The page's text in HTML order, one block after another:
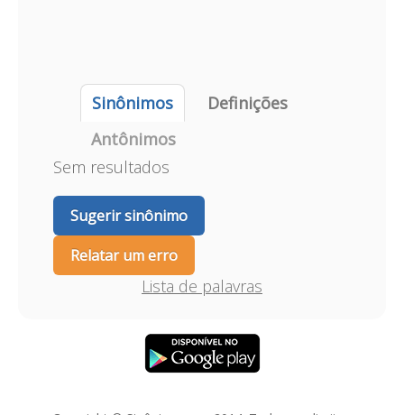
Sinônimos
Definições
Antônimos
Sem resultados
Sugerir sinônimo
Relatar um erro
Lista de palavras